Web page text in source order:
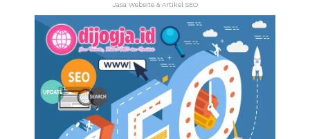
Jasa Website & Artikel SEO